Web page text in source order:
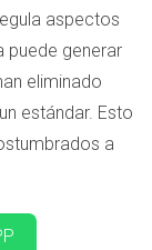
aspectos
puede generar
eliminado
estándar. Esto
a